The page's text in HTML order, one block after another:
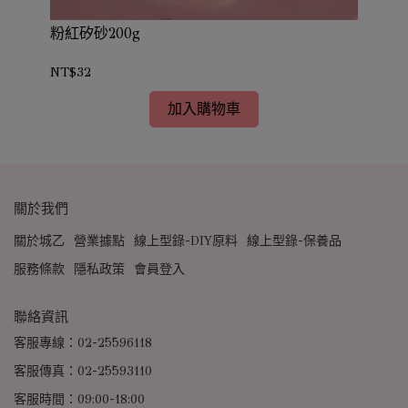
粉紅矽砂200g
NT$32
加入購物車
關於我們
關於城乙 營業據點 線上型錄-DIY原料 線上型錄-保養品
服務條款
隱私政策 會員登入
聯絡資訊
客服專線：02-25596118
客服傳真：02-25593110
客服時間：09:00-18:00